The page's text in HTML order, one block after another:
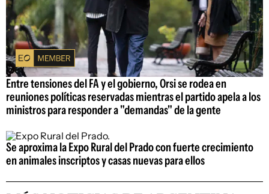
Entre tensiones del FA y el gobierno, Orsi se rodea en
reuniones políticas reservadas mientras el partido apela a los
ministros para responder a "demandas" de la gente
Se aproxima la Expo Rural del Prado con fuerte crecimiento
en animales inscriptos y casas nuevas para ellos